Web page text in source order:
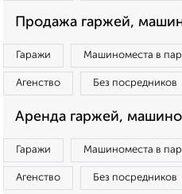
Продажа гаржей,
Гаражи Машиноместа в
Агенство Без посредников
Аренда гаржей,
Гаражи Машиноместа в
Агенство Без посредников